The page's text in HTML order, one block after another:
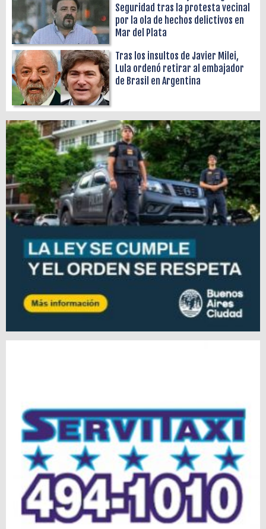
Seguridad tras la protesta vecinal
por la ola de hechos delictivos en
Mar del Plata
Tras los insultos de Javier Milei,
Lula ordenó retirar al embajador
de Brasil en Argentina